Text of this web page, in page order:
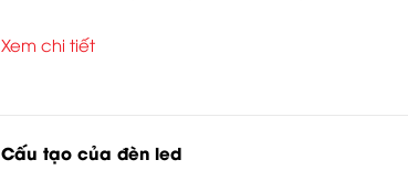
Xem chi tiết
Cấu tạo của đèn led